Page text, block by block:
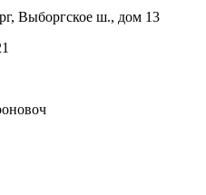
Выборгское ш., дом 13